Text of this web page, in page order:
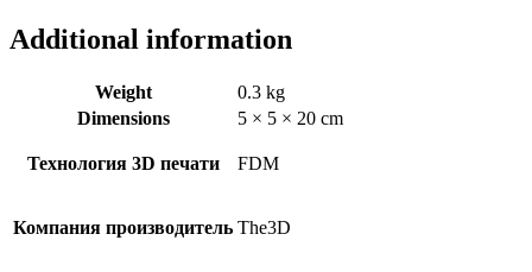
250
мл
Additional information
Weight
0.3 kg
Dimensions
5 × 5 × 20 cm
Технология 3D печати FDM
Компания производитель The3D